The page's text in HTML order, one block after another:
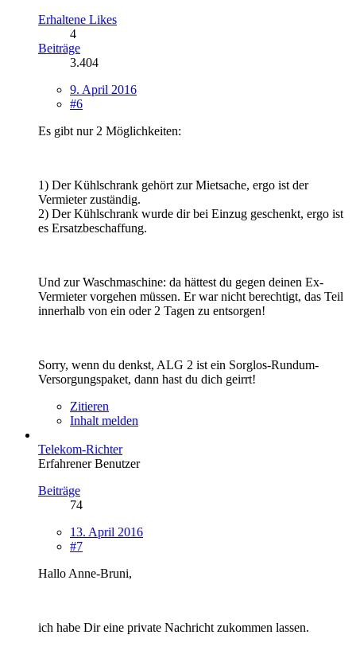
Erhaltene Likes
4
Beiträge
3.404
9. April 2016
#6
Es gibt nur 2 Möglichkeiten:
1) Der Kühlschrank gehört zur Mietsache, ergo ist der
Vermieter zuständig.
2) Der Kühlschrank wurde dir bei Einzug geschenkt, ergo ist
es Ersatzbeschaffung.
Und zur Waschmaschine: da hättest du gegen deinen Ex-
Vermieter vorgehen müssen. Er war nicht berechtigt, das Teil
innerhalb von ein oder 2 Tagen zu entsorgen!
Sorry, wenn du denkst, ALG 2 ist ein Sorglos-Rundum-
Versorgungspaket, dann hast du dich geirrt!
Zitieren
Inhalt melden
Telekom-Richter
Erfahrener Benutzer
Beiträge
74
13. April 2016
#7
Hallo Anne-Bruni,
ich habe Dir eine private Nachricht zukommen lassen.